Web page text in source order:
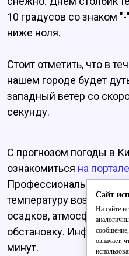
10 градусов со знаком
ниже ноля.
Стоит отметить, что в
нашем городе будет
западный ветер со
секунду.
С прогнозом погоды в
ознакомиться на
Профессиональная
температуру воздуха,
осадков, атмосферное
обстановку.
минут.
Сайт
На сайте
означает,